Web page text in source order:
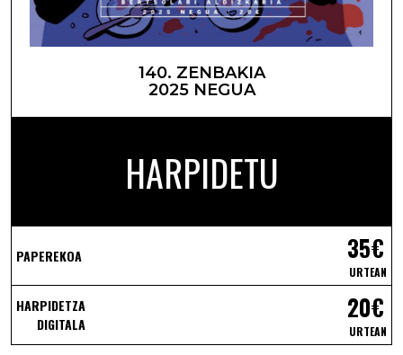
140. ZENBAKIA
2025 NEGUA
HARPIDETU
PAPEREKOA 35€
URTEAN
HARPIDETZA
DIGITALA
20€
URTEAN